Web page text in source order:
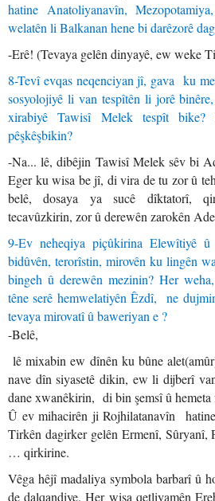
hatine Anatoliyanavîn,
welatên li Balkanan hene bi darêzorê
-Erê! (Tevaya gelên dinyayê, ew weke
8-Tevî evqas neqenciyan jî, gava ku
sosyolojiyê li van tespîtên li jorê
xirabiyê Tawisî Melek tespît
pêşkêşbikin?
-Na... lê, dibêjin Tawisî Melek sêv bi
Eger ku wisa be jî, di vira de tu zor û
belê, dosaya ya sucê dîktatorî,
tecavûzkirin, zor û derewên zarokên
9-Ev neheqiya piçûkirina Elewîtiyê
bidûvên, terorîstin, mirovên ku lingên
bingeh û derewên mezinin? Her
têne serê hemwelatiyên Êzdî, ne
tevaya mirovatî û baweriyan e ?
-Belê,
lê mixabin ew dînên ku bûne
nave dîn siyasetê dikin, ew li dijberî
dane xwanêkirin, di bin şemsî û hemeta
Û ev mihacirên ji Rojhilatanavîn
Tirkên dagirker gelên Ermenî,
… qirkirine.
Vêga hêjî madaliya symbola barbarî û
de dalqandiye. Her wisa qetliyamên